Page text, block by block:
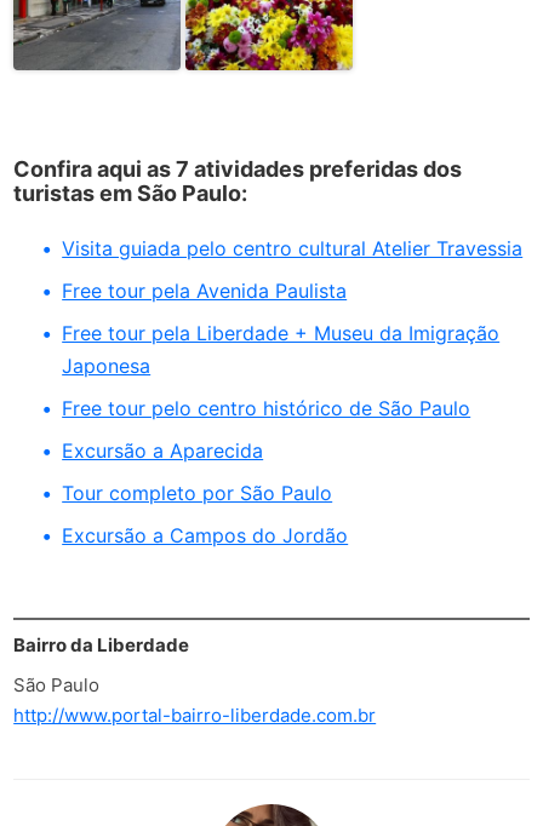
Confira aqui as 7 atividades preferidas dos
turistas em São Paulo:
Visita guiada pelo centro cultural Atelier Travessia
Free tour pela Avenida Paulista
Free tour pela Liberdade + Museu da Imigração
Japonesa
Free tour pelo centro histórico de São Paulo
Excursão a Aparecida
Tour completo por São Paulo
Excursão a Campos do Jordão
Bairro da Liberdade
São Paulo
http://www.portal-bairro-liberdade.com.br